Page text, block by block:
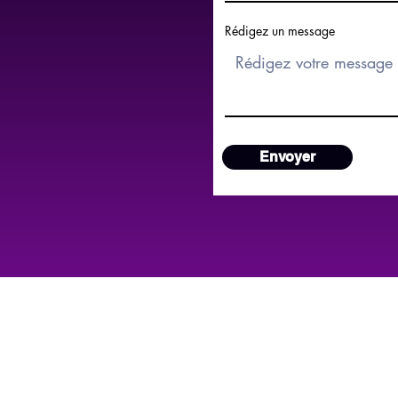
Rédigez un message
Envoyer